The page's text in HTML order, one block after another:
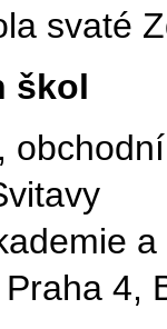
svaté
škol
4,